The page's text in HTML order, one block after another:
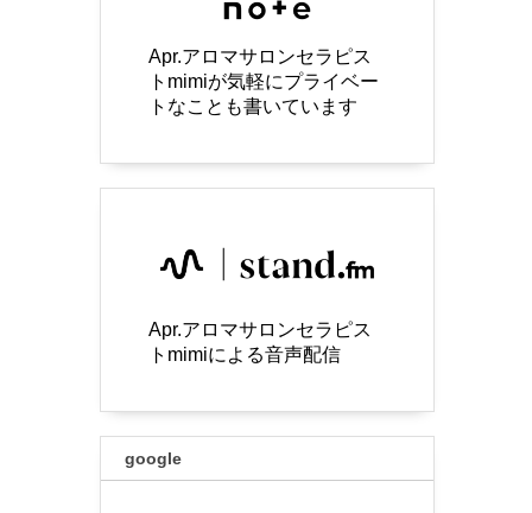
Apr.アロマサロンセラピス
トmimiが気軽にプライベー
トなことも書いています
Apr.アロマサロンセラピス
トmimiによる音声配信
google